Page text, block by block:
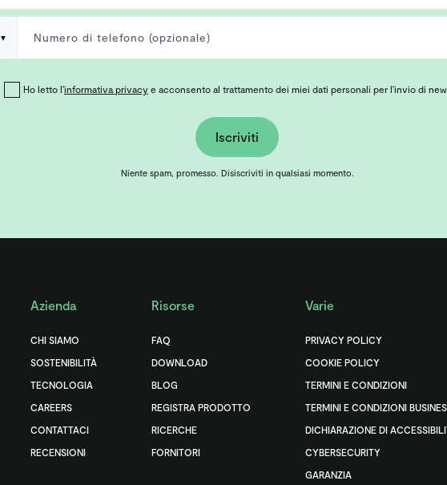
▼
Ho letto l'informativa privacy e acconsento al trattamento dei miei dati personali per l'invio di
Iscriviti
Niente spam, promesso. Disiscriviti in qualsiasi momento.
Azienda
CHI SIAMO
SOSTENIBILITÀ
TECNOLOGIA
CAREERS
CONTATTACI
RECENSIONI
Risorse
FAQ
DOWNLOAD
BLOG
REGISTRA PRODOTTO
RICERCHE
FORNITORI
Varie
PRIVACY POLICY
COOKIE POLICY
TERMINI E CONDIZIONI
TERMINI E CONDIZIONI
DICHIARAZIONE DI
CYBERSECURITY
GARANZIA